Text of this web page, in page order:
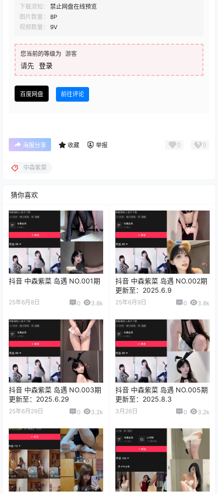
下载须知：
禁止网盘在线预览
图片数量：
8P
视频数量：
9V
您当前的等级为 游客
请先 登录
百度网盘 前往评论
海报分享 收藏 举报 0 0
中森紫菜
猜你喜欢
抖音 中森紫菜 岛遇 NO.001期
25年6月8日 0 3.8k
抖音 中森紫菜 岛遇 NO.002期
更新至：2025.6.9
25年6月9日 0 3.8k
抖音 中森紫菜 岛遇 NO.003期
更新至：2025.6.29
25年6月29日 0 3.2k
抖音 中森紫菜 岛遇 NO.005期
更新至：2025.8.3
3月26日 0 3.2k